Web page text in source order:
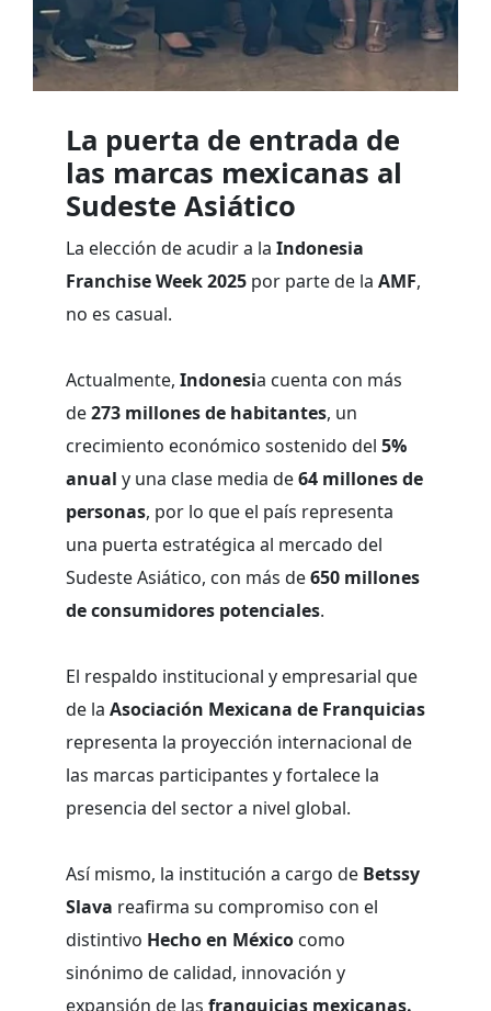
La puerta de entrada de
las marcas mexicanas al
Sudeste Asiático
La elección de acudir a la Indonesia
Franchise Week 2025 por parte de la AMF,
no es casual.
Actualmente, Indonesia cuenta con más
de273 millones de habitantes, un
crecimiento económico sostenido del 5%
anual y una clase media de64 millones de
personas, por lo que el país representa
una puerta estratégica al mercado del
Sudeste Asiático, con más de650 millones
de consumidores potenciales.
El respaldo institucional y empresarial que
de la Asociación Mexicana de Franquicias
representa la proyección internacional de
las marcas participantes y fortalece la
presencia del sector a nivel global.
Así mismo, la institución a cargo de Betssy
Slava reafirma su compromiso con el
distintivo Hecho en México como
sinónimo de calidad, innovación y
expansión de las franquicias mexicanas.